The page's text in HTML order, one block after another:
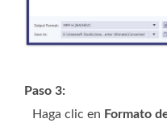
Paso 3:
Haga clic en Formato